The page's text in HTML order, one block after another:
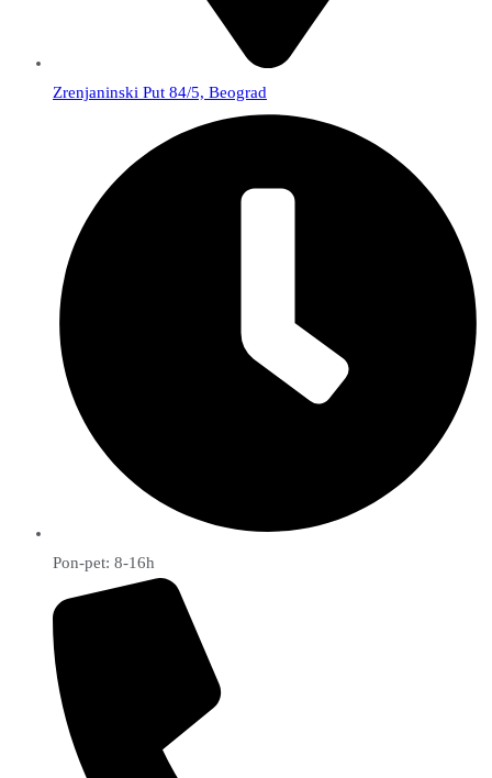
Zrenjaninski Put 84/5, Beograd
Pon-pet: 8-16h